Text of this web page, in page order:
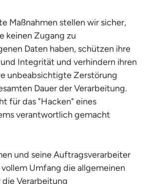
Maßnahmen stellen wir sicher,
keinen Zugang zu
Daten haben, schützen ihre
Integrität und verhindern ihren
unbeabsichtigte Zerstörung
Dauer der Verarbeitung.
für das "Hacken" eines
verantwortlich gemacht
und seine Auftragsverarbeiter
Umfang die allgemeinen
Verarbeitung